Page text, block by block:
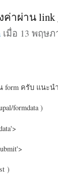
ค่าผ่าน link
เมื่อ 13 พฤษภ
form ครับ แนะ
formdata )
)